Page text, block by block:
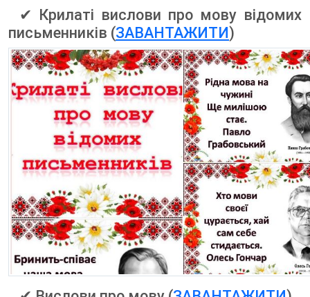
✔ Крилаті вислови про мову відомих
письменників (ЗАВАНТАЖИТИ)